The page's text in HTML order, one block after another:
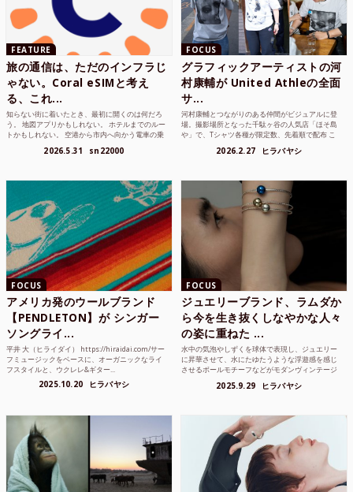
FEATURE
旅の通信は、ただのインフラじ
ゃない。Coral eSIMと考え
る、これ...
知らない街に着いたとき、最初に開くのは何だろ
う。 地図アプリかもしれない。 ホテルまでのルー
トかもしれない。 空港から市内へ向かう電車の乗
2026.5.31 sn22000
FOCUS
グラフィックアーティストの河
村康輔が United Athleの全面
サ...
河村康輔とつながりのある仲間がビジュアルに登
場。撮影場所となった千駄ヶ谷の人気店「ほそ島
や」で、Tシャツ各種が限定数、先着順で配布 こ
2026.2.27 ヒラバヤシ
FOCUS
アメリカ発のウールブランド
【PENDLETON】が シンガー
ソングライ...
平井 大（ヒライダイ） https://hiraidai.com/サー
フミュージックをベースに、オーガニックなライ
フスタイルと、ウクレレ&ギター...
2025.10.20 ヒラバヤシ
FOCUS
ジュエリーブランド、ラムダか
ら今を生き抜くしなやかな人々
の姿に重ねた ...
水中の気泡やしずくを球体で表現し、ジュエリー
に昇華させて、水にたゆたうような浮遊感を感じ
させるボールモチーフなどがモダンヴィンテージ
2025.9.29 ヒラバヤシ